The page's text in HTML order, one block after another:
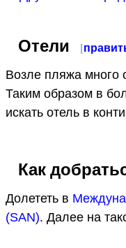
Отели [
Возле пляжа много
Таким образом в
искать отель в
Как
Долететь в
(SAN). Далее на